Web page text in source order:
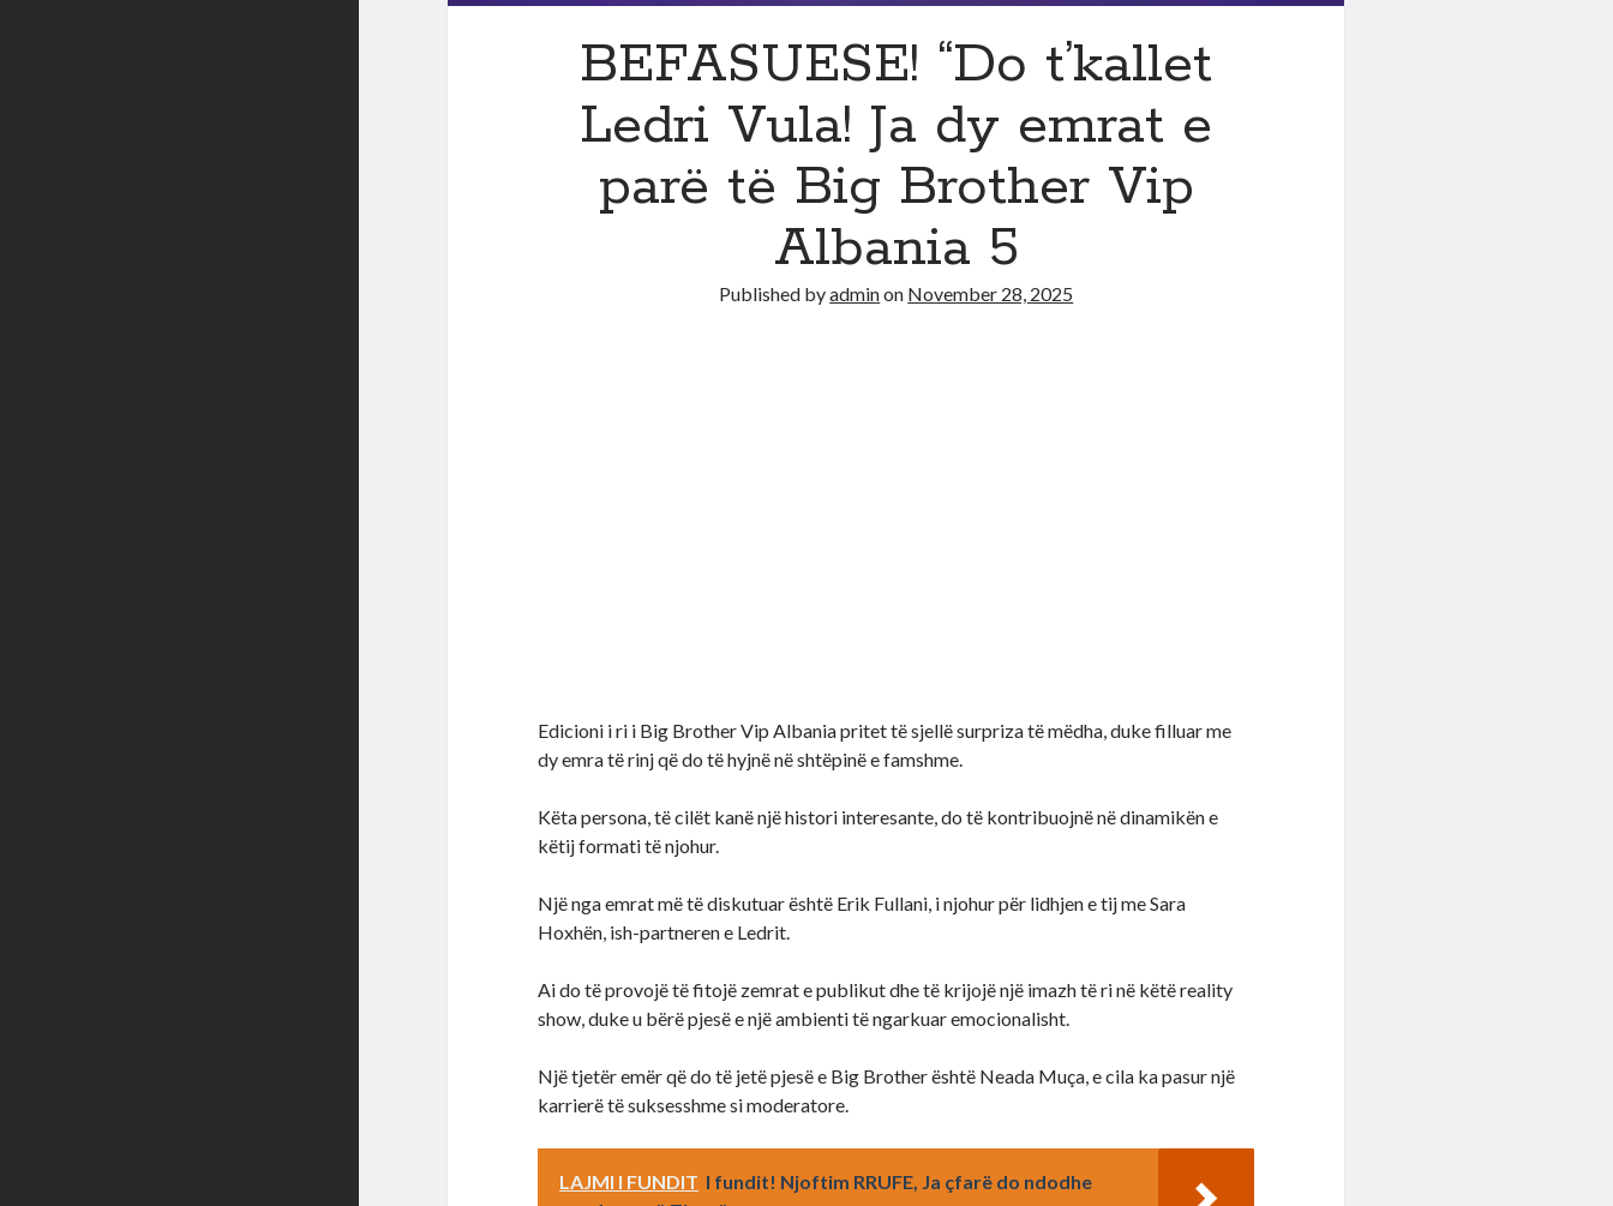
BEFASUESE! “Do t’kallet
Ledri Vula! Ja dy emrat e
parë të Big Brother Vip
Albania 5
Published byadminon November 28, 2025
Edicioni i ri i Big Brother Vip Albania pritet të sjellë surpriza të mëdha, duke filluar me
dy emra të rinj që do të hyjnë në shtëpinë e famshme.
Këta persona, të cilët kanë një histori interesante, do të kontribuojnë në dinamikën e
këtij formati të njohur.
Një nga emrat më të diskutuar është Erik Fullani, i njohur për lidhjen e tij me Sara
Hoxhën, ish-partneren e Ledrit.
Ai do të provojë të fitojë zemrat e publikut dhe të krijojë një imazh të ri në këtë reality
show, duke u bërë pjesë e një ambienti të ngarkuar emocionalisht.
Një tjetër emër që do të jetë pjesë e Big Brother është Neada Muça, e cila ka pasur një
karrierë të suksesshme si moderatore.
LAJMI I FUNDIT I fundit! Njoftim RRUFE, Ja çfarë do ndodhe